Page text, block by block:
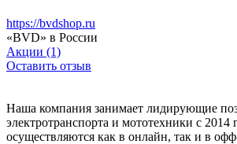
https://bvdshop.ru
«BVD» в России
Акции (1)
Оставить отзыв
Наша компания занимает лидирующие
электротранспорта и мототехники с 2014
осуществляются как в онлайн, так и в